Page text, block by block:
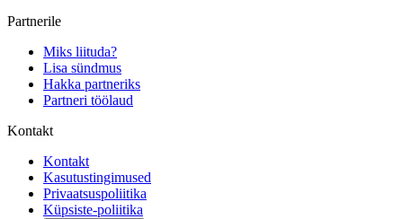
Partnerile
Miks liituda?
Lisa sündmus
Hakka partneriks
Partneri töölaud
Kontakt
Kontakt
Kasutustingimused
Privaatsuspoliitika
Küpsiste-poliitika